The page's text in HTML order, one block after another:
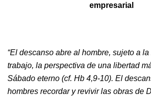
empresarial
“El descanso abre al hombre, sujeto a
trabajo, la perspectiva de una libertad
Sábado eterno (cf. Hb 4,9-10). El
hombres recordar y revivir las obras de